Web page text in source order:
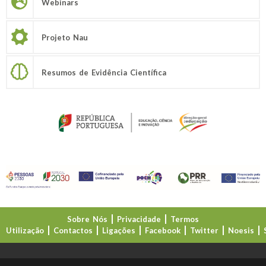
Webinars
Projeto Nau
Resumos de Evidência Científica
Sobre Nós Privacidade
Termos
Utilização
Contactos Ligações Facebook Twitter Noesis